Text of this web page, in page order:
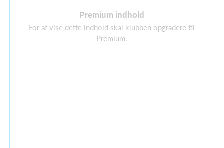
Premium indhold
For at vise dette indhold skal klubben opgradere til
Premium.